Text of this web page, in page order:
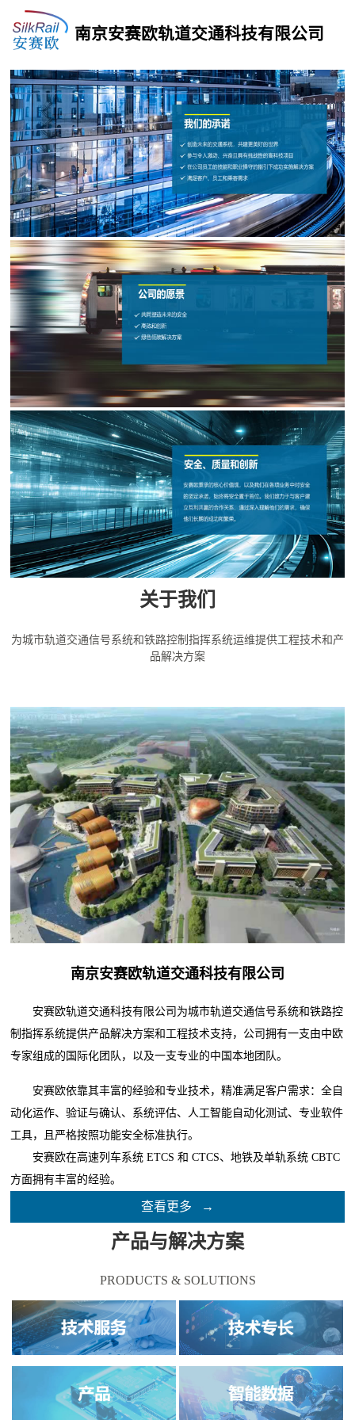
南京安赛欧轨道交通科技有限公司
关于我们
为城市轨道交通信号系统和铁路控制指挥系统运维提供工程技术和产
品解决方案
南京安赛欧轨道交通科技有限公司
安赛欧轨道交通科技有限公司为城市轨道交通信号系统和铁路控
制指挥系统提供产品解决方案和工程技术支持，公司拥有一支由中欧
专家组成的国际化团队，以及一支专业的中国本地团队。
安赛欧依靠其丰富的经验和专业技术，精准满足客户需求：全自
动化运作、验证与确认、系统评估、人工智能自动化测试、专业软件
工具，且严格按照功能安全标准执行。
安赛欧在高速列车系统 ETCS 和 CTCS、地铁及单轨系统 CBTC
方面拥有丰富的经验。
查看更多 →
产品与解决方案
PRODUCTS & SOLUTIONS